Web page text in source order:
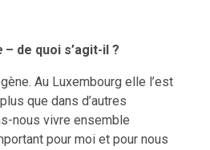
– de quoi s’agit-il ?
Au Luxembourg elle l’est
que dans d’autres
nous vivre ensemble
pour moi et pour nous